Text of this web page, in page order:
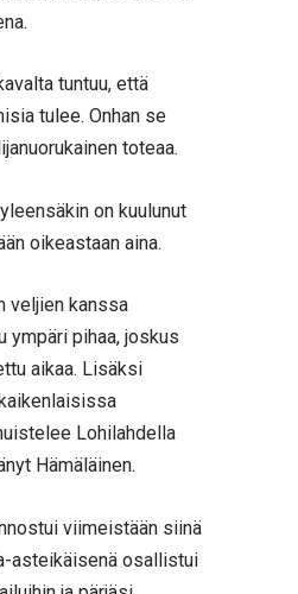
tuntuu, että
tulee. Onhan se
toteaa.
on kuulunut
oikeastaan aina.
veljien kanssa
ympäri pihaa, joskus
aikaa. Lisäksi
Lohilahdella
Hämäläinen.
viimeistään siinä
asteikäisenä osallistui